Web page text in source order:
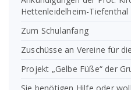
Hettenleidelheim-Tiefenthal
Zum Schulanfang
Zuschüsse an Vereine für
Projekt „Gelbe Füße“ der